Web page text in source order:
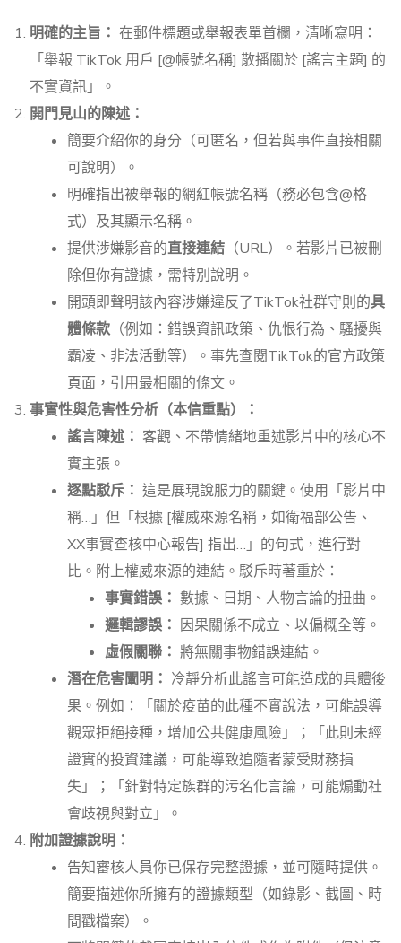
明確的主旨： 在郵件標題或舉報表單首欄，清晰寫明：
「舉報 TikTok 用戶 [@帳號名稱] 散播關於 [謠言主題] 的
不實資訊」。
開門見山的陳述：
簡要介紹你的身分（可匿名，但若與事件直接相關
可說明）。
明確指出被舉報的網紅帳號名稱（務必包含@格
式）及其顯示名稱。
提供涉嫌影音的直接連結 （URL）。若影片已被刪
除但你有證據，需特別說明。
開頭即聲明該內容涉嫌違反了TikTok社群守則的具
體條款（例如：錯誤資訊政策、仇恨行為、騷擾與
霸凌、非法活動等）。事先查閱TikTok的官方政策
頁面，引用最相關的條文。
事實性與危害性分析（本信重點）：
謠言陳述： 客觀、不帶情緒地重述影片中的核心不
實主張。
逐點駁斥： 這是展現說服力的關鍵。使用「影片中
稱…」但「根據 [權威來源名稱，如衛福部公告、
XX事實查核中心報告] 指出…」的句式，進行對
比。附上權威來源的連結。駁斥時著重於：
事實錯誤： 數據、日期、人物言論的扭曲。
邏輯謬誤： 因果關係不成立、以偏概全等。
虛假關聯： 將無關事物錯誤連結。
潛在危害闡明： 冷靜分析此謠言可能造成的具體後
果。例如：「關於疫苗的此種不實說法，可能誤導
觀眾拒絕接種，增加公共健康風險」；「此則未經
證實的投資建議，可能導致追隨者蒙受財務損
失」；「針對特定族群的污名化言論，可能煽動社
會歧視與對立」。
附加證據說明：
告知審核人員你已保存完整證據，並可隨時提供。
簡要描述你所擁有的證據類型（如錄影、截圖、時
間戳檔案）。